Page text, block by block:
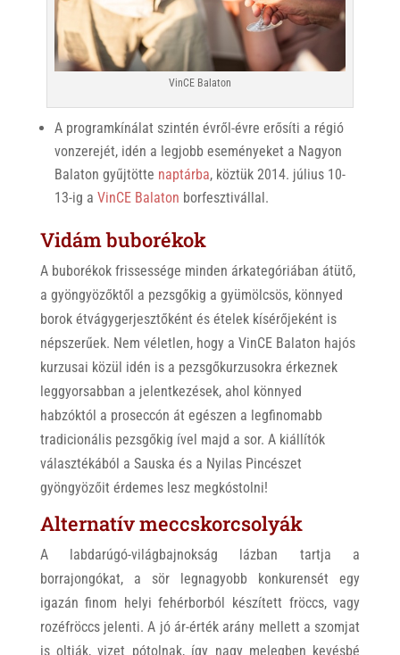
VinCE Balaton
A programkínálat szintén évről-évre erősíti a régió
vonzerejét, idén a legjobb eseményeket a Nagyon
Balaton gyűjtötte naptárba, köztük 2014. július 10-
13-ig a VinCE Balaton borfesztivállal.
Vidám buborékok
A buborékok frissessége minden árkategóriában átütő,
a gyöngyözőktől a pezsgőkig a gyümölcsös, könnyed
borok étvágygerjesztőként és ételek kísérőjeként is
népszerűek. Nem véletlen, hogy a VinCE Balaton hajós
kurzusai közül idén is a pezsgőkurzusokra érkeznek
leggyorsabban a jelentkezések, ahol könnyed
habzóktól a proseccón át egészen a legfinomabb
tradicionális pezsgőkig ível majd a sor. A kiállítók
választékából a Sauska és a Nyilas Pincészet
gyöngyözőit érdemes lesz megkóstolni!
Alternatív meccskorcsolyák
A labdarúgó-világbajnokság lázban tartja a
borrajongókat, a sör legnagyobb konkurensét egy
igazán finom helyi fehérborból készített fröccs, vagy
rozéfröccs jelenti. A jó ár-érték arány mellett a szomjat
is oltják, vizet pótolnak, így nagy melegben kevésbé